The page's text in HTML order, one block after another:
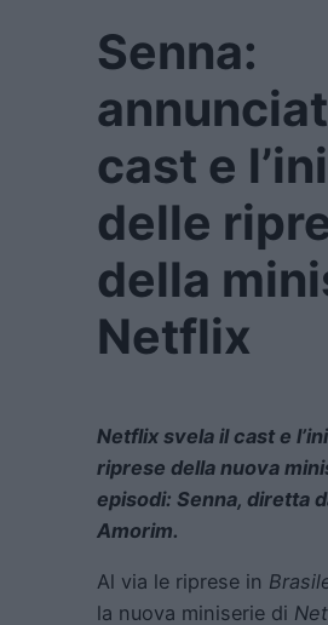
Senna:
cast e
delle
della
Netflix
Netflix svela il cast e
riprese della nuova
episodi: Senna, diretta
Amorim.
Al via le riprese in
la nuova miniserie di